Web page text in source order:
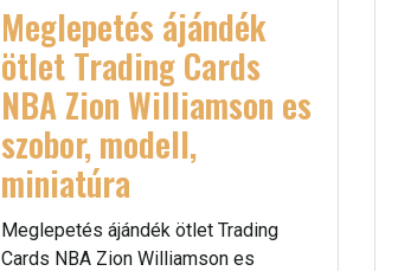
Meglepetés ájándék
ötlet Trading Cards
NBA Zion Williamson es
szobor, modell,
miniatúra
Meglepetés ájándék ötlet Trading
Cards NBA Zion Williamson es